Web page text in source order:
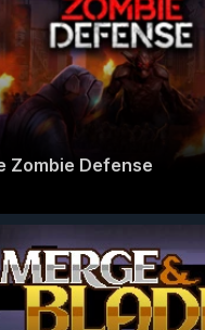
Zombie Defense